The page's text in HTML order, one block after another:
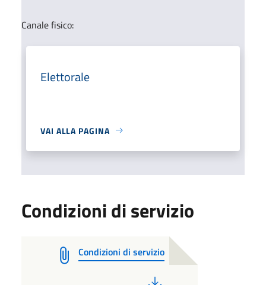
Canale fisico:
Elettorale
VAI ALLA PAGINA
Condizioni di servizio
Condizioni di servizio